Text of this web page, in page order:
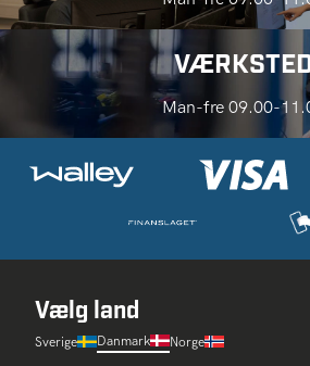
Man-fre 09.00-
Vælg land
Sverige Danmark Norge